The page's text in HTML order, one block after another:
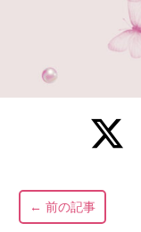
← 前の記事